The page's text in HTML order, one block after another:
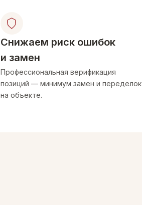
Снижаем риск ошибок
и замен
Профессиональная верификация
позиций — минимум замен и переделок
на объекте.